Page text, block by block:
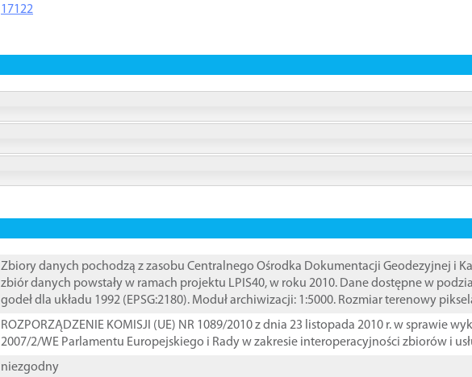
17122
Zbiory danych pochodzą z zasobu Centralnego Ośrodka Dokumentacji Geodezyjnej i
zbiór danych powstały w ramach projektu LPIS40, w roku 2010. Dane dostępne w
godeł dla układu 1992 (EPSG:2180). Moduł archiwizacji: 1:5000. Rozmiar terenowy
ROZPORZĄDZENIE KOMISJI (UE) NR 1089/2010 z dnia 23 listopada 2010 r. w sprawie
2007/2/WE Parlamentu Europejskiego i Rady w zakresie interoperacyjności zbiorów i
niezgodny